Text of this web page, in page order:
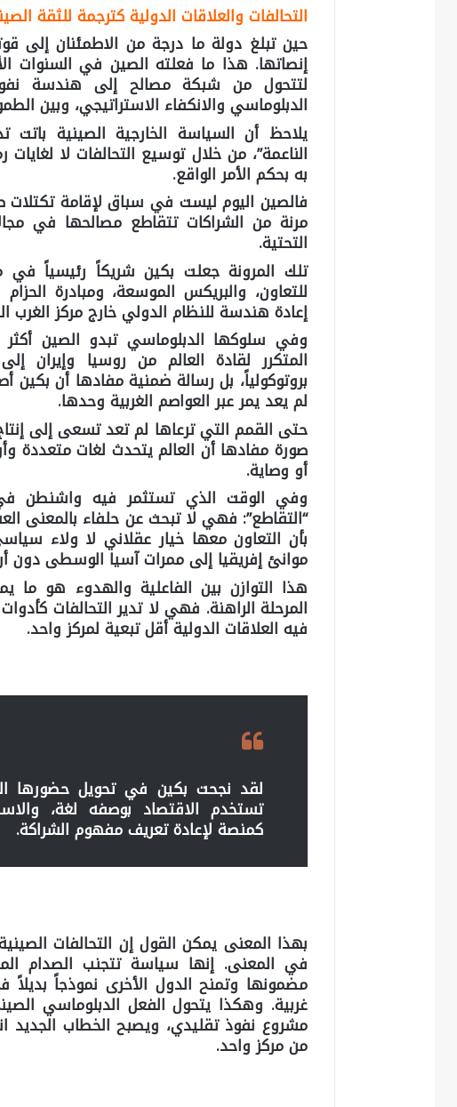
التحالفات والعلاقات الدولية كترجمة للثقة
حين تبلغ دولة ما درجة من الاطمئنان إلى
إنصاتها. هذا ما فعلته الصين في السنوات
لتتحول من شبكة مصالح إلى هندسة نفوذ
الدبلوماسي والانكفاء الاستراتيجي، وبين
يلاحظ أن السياسة الخارجية الصينية
الناعمة”، من خلال توسيع التحالفات لا
به بحكم الأمر الواقع.
فالصين اليوم ليست في سباق لإقامة تكتلات
مرنة من الشراكات تتقاطع مصالحها في
التحتية.
تلك المرونة جعلت بكين شريكاً رئيسياً
للتعاون، والبريكس الموسعة، ومبادرة
إعادة هندسة للنظام الدولي خارج مركز الغرب
وفي سلوكها الدبلوماسي تبدو الصين أكثر
المتكرر لقادة العالم من روسيا وإيران
بروتوكولياً، بل رسالة ضمنية مفادها أن بكين
لم يعد يمر عبر العواصم الغربية وحدها.
حتى القمم التي ترعاها لم تعد تسعى إلى
صورة مفادها أن العالم يتحدث لغات
أو وصاية.
وفي الوقت الذي تستثمر فيه واشنطن
“التقاطع”: فهي لا تبحث عن حلفاء بالمعنى
بأن التعاون معها خيار عقلاني لا ولاء
موانئ إفريقيا إلى ممرات آسيا الوسطى دون
هذا التوازن بين الفاعلية والهدوء هو ما
المرحلة الراهنة. فهي لا تدير التحالفات
فيه العلاقات الدولية أقل تبعية لمركز واحد.
لقد نجحت بكين في تحويل حضورها
تستخدم الاقتصاد بوصفه لغة،
كمنصة لإعادة تعريف مفهوم الشراكة.
بهذا المعنى يمكن القول إن التحالفات
في المعنى. إنها سياسة تتجنب الصدام
مضمونها وتمنح الدول الأخرى نموذجاً
غربية. وهكذا يتحول الفعل الدبلوماسي
مشروع نفوذ تقليدي، ويصبح الخطاب الجديد
من مركز واحد.